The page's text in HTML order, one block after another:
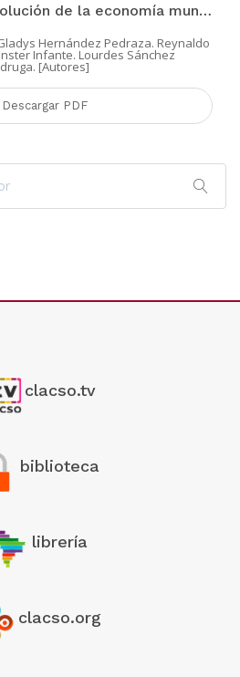
Informe sobre la evolución de la economía mundial 2013. Parte II
Hernández Pedraza. Reynaldo
Infante. Lourdes Sánchez
[Autores]
Descargar PDF
clacso.tv
biblioteca
librería
clacso.org